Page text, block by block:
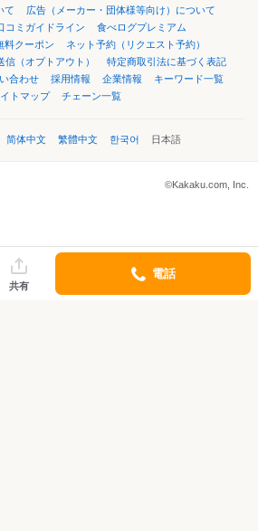
て
広告（メーカー・団体様等向け）について
コミガイドライン
食べログプレミアム
料クーポン
ネット予約（リクエスト予約）
信（オプトアウト）
特定商取引法に基づく表記
合わせ 採用情報 企業情報
キーワード一覧
トマップ
チェーン一覧
简体中文 繁體中文 한국어 日本語
©Kakaku.com, Inc.
共有
電話